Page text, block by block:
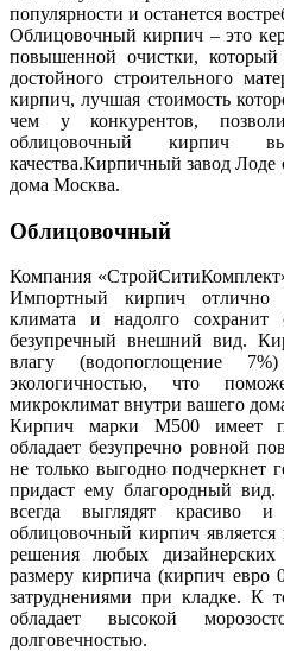
популярности и останется
Облицовочный кирпич – это
повышенной очистки, который
достойного строительного
кирпич, лучшая стоимость
чем у конкурентов,
облицовочный кирпич
качества.Кирпичный завод
дома Москва.
Облицовочный
Компания
Импортный кирпич отлично
климата и надолго сохранит
безупречный внешний вид.
влагу (водопоглощение
экологичностью, что
микроклимат внутри вашего
Кирпич марки М500 имеет
обладает безупречно ровной
не только выгодно подчеркнет
придаст ему благородный
всегда выглядят красиво
облицовочный кирпич
решения любых дизайнерских
размеру кирпича (кирпич евро
затруднениями при кладке. К
обладает высокой
долговечностью.